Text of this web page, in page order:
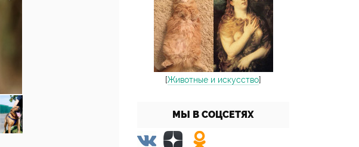
[Животные и искусство]
МЫ В СОЦСЕТЯХ